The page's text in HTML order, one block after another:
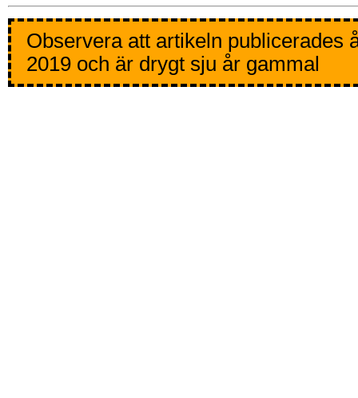
Observera att artikeln publicerades
2019 och är drygt sju år gammal